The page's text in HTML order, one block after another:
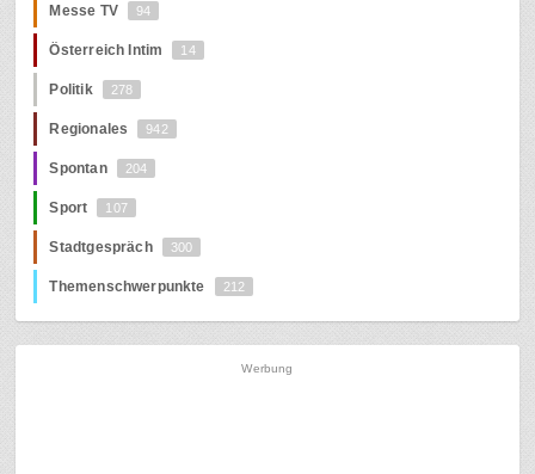
Messe TV 94
Österreich Intim 14
Politik 278
Regionales 942
Spontan 204
Sport 107
Stadtgespräch 300
Themenschwerpunkte 212
Werbung